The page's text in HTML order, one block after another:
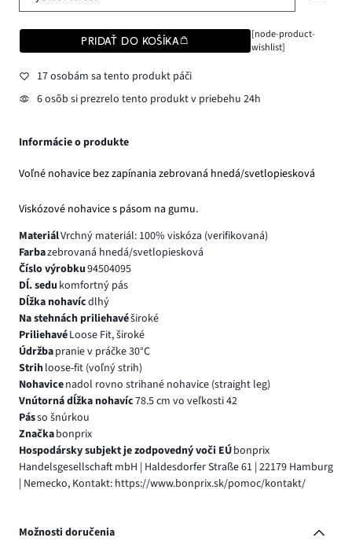
PRIDAŤ DO KOŠÍKA
[node-product-
wishlist]
17 osobám sa tento produkt páči
6 osôb si prezrelo tento produkt v priebehu 24h
Informácie o produkte
Voľné nohavice bez zapínania zebrovaná hnedá/svetlopiesková
Viskózové nohavice s pásom na gumu.
MateriálVrchný materiál: 100% viskóza (verifikovaná)
Farbazebrovaná hnedá/svetlopiesková
Číslo výrobku94504095
Dĺ. sedu komfortný pás
Dĺžka nohavícdlhý
Na stehnách priliehavéširoké
PriliehavéLoose Fit, široké
Údržbapranie v práčke 30°C
Strihloose-fit (voľný strih)
Nohavicenadol rovno strihané nohavice (straight leg)
Vnútorná dĺžka nohavíc78.5 cm vo veľkosti 42
Pásso šnúrkou
Značkabonprix
Hospodársky subjekt je zodpovedný voči EÚbonprix
Handelsgesellschaft mbH | Haldesdorfer Straße 61 | 22179 Hamburg
| Nemecko, Kontakt: https://www.bonprix.sk/pomoc/kontakt/
Možnosti doručenia